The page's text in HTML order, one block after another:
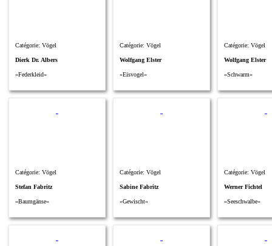
Catégorie: Vögel
Dierk Dr. Albers
»Federkleid«
Catégorie: Vögel
Wolfgang Elster
»Eisvogel«
Catégorie: Vögel
Wolfgang Elster
»Schwarm«
Catégorie: Vögel
Stefan Fabritz
»Baumgänse«
Catégorie: Vögel
Sabine Fabritz
»Gewischt«
Catégorie: Vögel
Werner Fichtel
»Seeschwalbe«